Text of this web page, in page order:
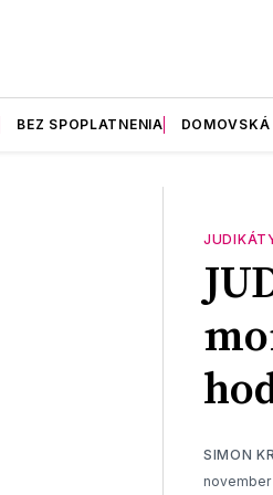
BEZ SPOPLATNENIA
SIMON